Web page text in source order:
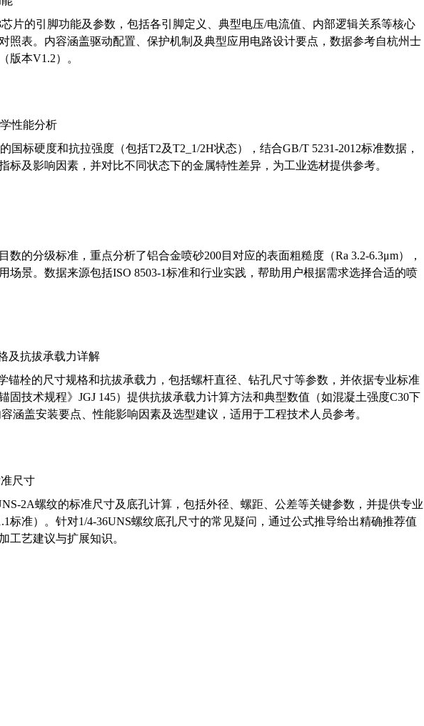
片的引脚功能及参数，包括各引脚定义、典型电压/电流值、内部逻辑关系等核心
照表。内容涵盖驱动配置、保护机制及典型应用电路设计要点，数据参考自杭州士
版本V1.2）。
性能分析
国标硬度和抗拉强度（包括T2及T2_1/2H状态），结合GB/T 5231-2012标准数据，
标及影响因素，并对比不同状态下的金属特性差异，为工业选材提供参考。
数的分级标准，重点分析了铝合金喷砂200目对应的表面粗糙度（Ra 3.2-6.3μm），
场景。数据来源包括ISO 8503-1标准和行业实践，帮助用户根据需求选择合适的喷
及抗拔承载力详解
锚栓的尺寸规格和抗拔承载力，包括螺杆直径、钻孔尺寸等参数，并依据专业标准
固技术规程》JGJ 145）提供抗拔承载力计算方法和典型数值（如混凝土强度C30下
涵盖安装要点、性能影响因素及选型建议，适用于工程技术人员参考。
尺寸
2A螺纹的标准尺寸及底孔计算，包括外径、螺距、公差等关键参数，并提供专业
标准）。针对1/4-36UNS螺纹底孔尺寸的常见疑问，通过公式推导给出精确推荐值
工艺建议与扩展知识。